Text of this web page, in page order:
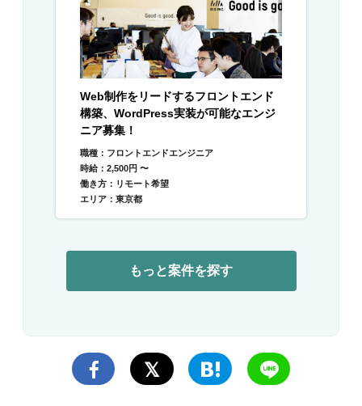
Web制作をリードするフロントエンド
構築、WordPress実装が可能なエンジ
ニア募集！
職種：フロントエンドエンジニア
時給：2,500円 〜
働き方：リモート希望
エリア：東京都
もっと案件を探す